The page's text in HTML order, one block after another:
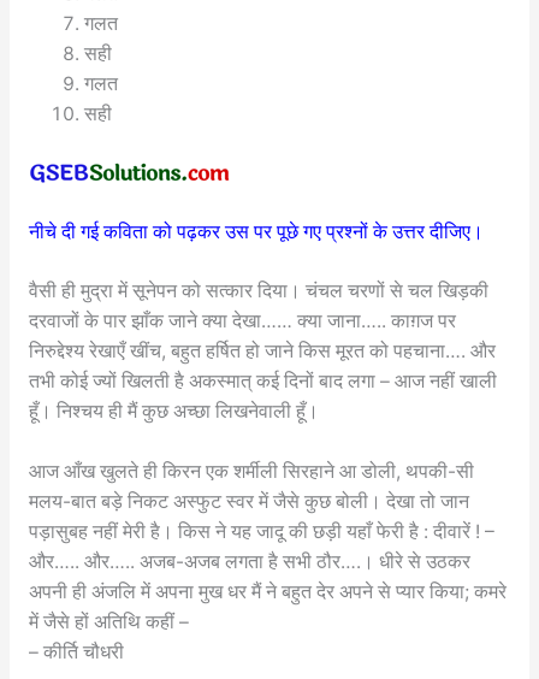
गलत
सही
गलत
सही
नीचे दी गई कविता को पढ़कर उस पर पूछे गए प्रश्नों के उत्तर दीजिए।
वैसी ही मुद्रा में सूनेपन को सत्कार दिया। चंचल चरणों से चल खिड़की
दरवाजों के पार झाँक जाने क्या देखा…… क्या जाना….. काग़ज पर
निरुद्देश्य रेखाएँ खींच, बहुत हर्षित हो जाने किस मूरत को पहचाना…. और
तभी कोई ज्यों खिलती है अकस्मात् कई दिनों बाद लगा – आज नहीं खाली
हूँ। निश्चय ही मैं कुछ अच्छा लिखनेवाली हूँ।
आज आँख खुलते ही किरन एक शर्मीली सिरहाने आ डोली, थपकी-सी
मलय-बात बड़े निकट अस्फुट स्वर में जैसे कुछ बोली। देखा तो जान
पड़ासुबह नहीं मेरी है। किस ने यह जादू की छड़ी यहाँ फेरी है : दीवारें ! –
और….. और….. अजब-अजब लगता है सभी ठौर….। धीरे से उठकर
अपनी ही अंजलि में अपना मुख धर मैं ने बहुत देर अपने से प्यार किया; कमरे
में जैसे हों अतिथि कहीं –
– कीर्ति चौधरी